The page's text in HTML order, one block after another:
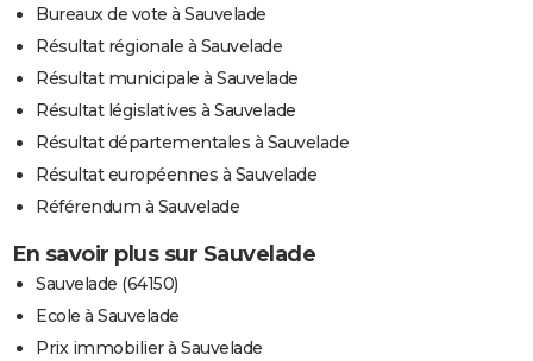
Bureaux de vote à Sauvelade
Résultat régionale à Sauvelade
Résultat municipale à Sauvelade
Résultat législatives à Sauvelade
Résultat départementales à Sauvelade
Résultat européennes à Sauvelade
Référendum à Sauvelade
En savoir plus sur Sauvelade
Sauvelade (64150)
Ecole à Sauvelade
Prix immobilier à Sauvelade